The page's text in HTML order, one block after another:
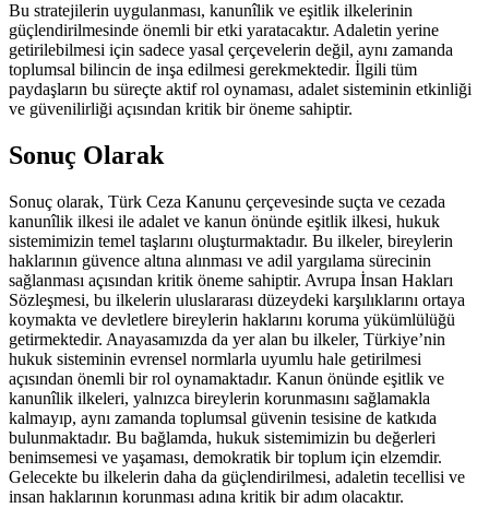
Bu ‌stratejilerin uygulanması, kanunîlik ve eşitlik ilkelerinin
güçlendirilmesinde önemli bir etki yaratacaktır. Adaletin yerine
getirilebilmesi için‌ sadece yasal çerçevelerin değil, aynı zamanda
toplumsal bilincin ​de inşa edilmesi gerekmektedir. İlgili tüm
paydaşların bu süreçte aktif⁣ rol oynaması, adalet sisteminin​ etkinliği
ve güvenilirliği açısından kritik bir öneme sahiptir.
Sonuç Olarak
Sonuç olarak, Türk Ceza ‌Kanunu çerçevesinde suçta⁤ ve⁣ cezada
kanunîlik ilkesi ile ⁢adalet ve kanun önünde eşitlik ⁣ilkesi, hukuk
sistemimizin⁣ temel‍ taşlarını oluşturmaktadır. Bu ilkeler, ‍bireylerin
⁣haklarının güvence altına​ alınması⁤ ve adil yargılama sürecinin
sağlanması açısından⁢ kritik öneme sahiptir. Avrupa İnsan Hakları​
Sözleşmesi, bu ilkelerin uluslararası düzeydeki​ karşılıklarını ortaya
koymakta ve ⁣devletlere bireylerin haklarını koruma yükümlülüğü​
getirmektedir. Anayasamızda da yer alan bu ilkeler, Türkiye’nin
hukuk ⁣sisteminin evrensel normlarla uyumlu hale getirilmesi
açısından önemli bir rol​ oynamaktadır. Kanun önünde eşitlik‍ ve
kanunîlik⁢ ilkeleri, ⁢yalnızca‍ bireylerin korunmasını⁤ sağlamakla
kalmayıp, ⁢aynı zamanda toplumsal güvenin ⁣tesisine de katkıda
bulunmaktadır. Bu bağlamda, hukuk sistemimizin bu değerleri
benimsemesi ⁢ve yaşaması, demokratik⁤ bir ⁣toplum için elzemdir.
Gelecekte bu ilkelerin daha da güçlendirilmesi, adaletin​ tecellisi ve
‍insan haklarının korunması adına kritik bir adım olacaktır.